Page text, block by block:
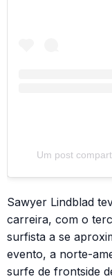
Um post
Sawyer Lindblad
carreira, com o
surfista a se
evento, a norte-
surfe de frontside